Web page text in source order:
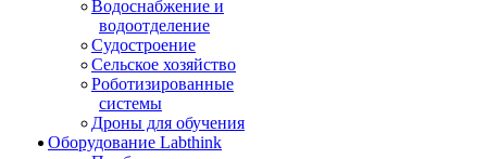
Водоснабжение и
водоотделение
Судостроение
Сельское хозяйство
Роботизированные
системы
Дроны для обучения
Оборудование Labthink